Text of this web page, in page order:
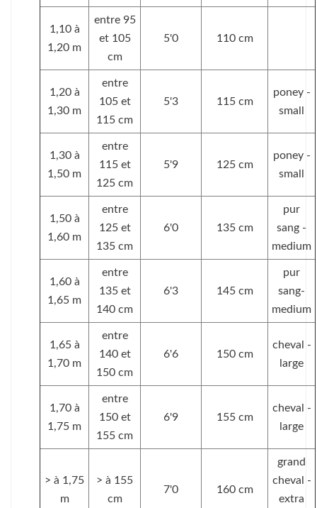
1,10 à
1,20 m
entre 95
et 105
cm
5'0 110 cm
1,20 à
1,30 m
entre
105 et
115 cm
5'3 115 cm
poney -
small
1,30 à
1,50 m
entre
115 et
125 cm
5'9 125 cm
poney -
small
1,50 à
1,60 m
entre
125 et
135 cm
6'0 135 cm
pur
sang -
medium
1,60 à
1,65 m
entre
135 et
140 cm
6'3 145 cm
pur
sang-
medium
1,65 à
1,70 m
entre
140 et
150 cm
6'6 150 cm
cheval -
large
1,70 à
1,75 m
entre
150 et
155 cm
6'9 155 cm
cheval -
large
> à 1,75
m
> à 155
cm
7'0 160 cm
grand
cheval -
extra